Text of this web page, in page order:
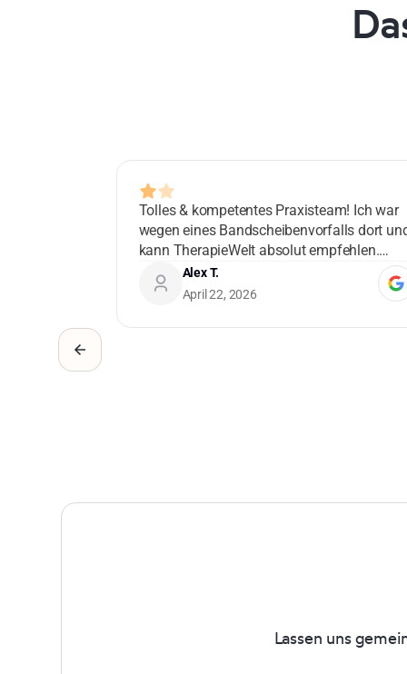
Tolles & kompetentes Praxisteam! Ich war
wegen eines Bandscheibenvorfalls dort
kann TherapieWelt absolut empfehlen.
Danke!
Alex T.
April 22, 2026
Lassen uns